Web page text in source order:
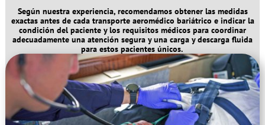
Según nuestra experiencia, recomendamos obtener las medidas
exactas antes de cada transporte aeromédico bariátrico e indicar la
condición del paciente y los requisitos médicos para coordinar
adecuadamente una atención segura y una carga y descarga fluida
para estos pacientes únicos.